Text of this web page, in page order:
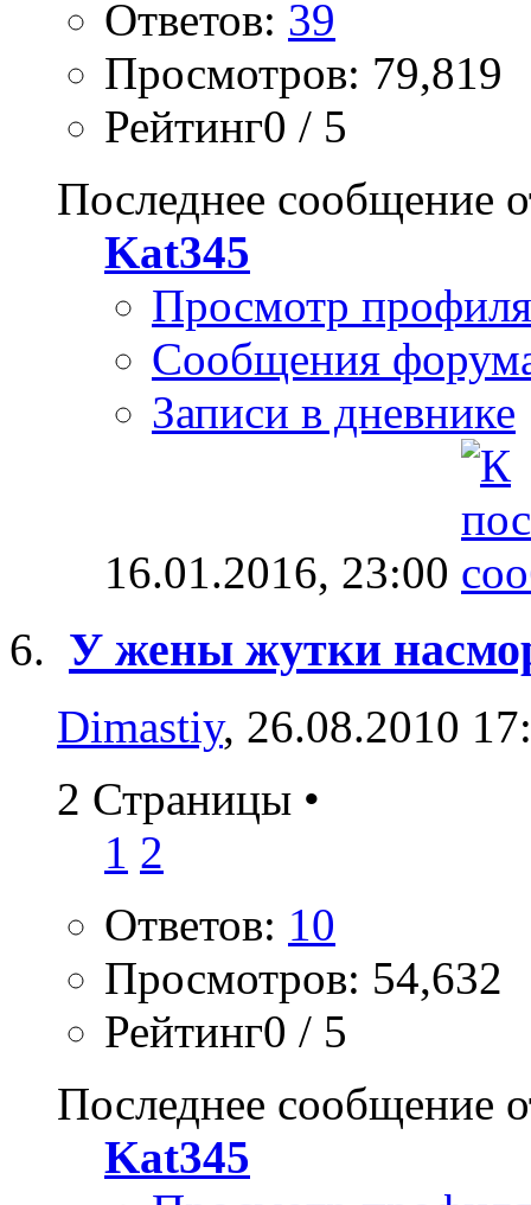
Ответов: 39
Просмотров: 79,819
Рейтинг0 / 5
Последнее сообщение
Kat345
Просмотр профиля
Сообщения
Записи в дневнике
16.01.2016, 23:00
У жены жутки
Dimastiy, 26.08.2010
2 Страницы •
1 2
Ответов: 10
Просмотров: 54,632
Рейтинг0 / 5
Последнее сообщение
Kat345